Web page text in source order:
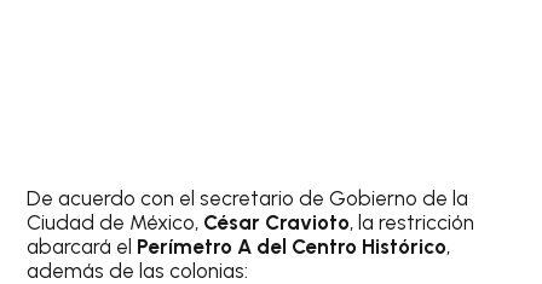
De acuerdo con el secretario de Gobierno de la
Ciudad de México, César Cravioto, la restricción
abarcará el Perímetro A del Centro Histórico,
además de las colonias: